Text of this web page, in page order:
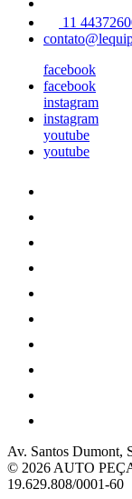
11
facebook
facebook
instagram
instagram
youtube
youtube
Av. Santos Dumont,
© 2026 AUTO
19.629.808/0001-60